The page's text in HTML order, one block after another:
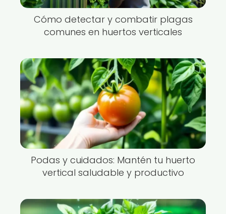
Cómo detectar y combatir plagas
comunes en huertos verticales
Podas y cuidados: Mantén tu huerto
vertical saludable y productivo